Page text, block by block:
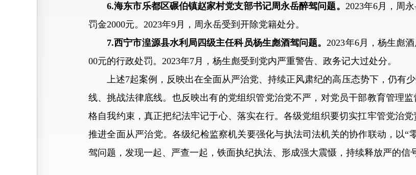
6.海东市乐都区碾伯镇赵家村党支部书记周永岳醉驾问题。 2023年6月，周
罚金2000元。2023年9月，周永岳受到开除党籍处分。
7.西宁市湟源县水利局四级主任科员杨生彪酒驾问题。2023年6月，杨生彪
00元的行政处罚。2023年7月，杨生彪受到党内严重警告、政务记大过处分。
上述7起案例，反映出在全面从严治党、持续正风肃纪的高压态势下，仍有
线、挑战法律底线。也反映出有的党组织管党治党不严，对党员干部教育管理
格自我约束，真正把纪法牢记于心、落实在行。各级党组织要切实扛牢管党治
推进全面从严治党。各级纪检监察机关要强化与执法司法机关的协作联动，以“
驾问题，发现一起、严查一起，铁面执纪执法、形成强大震慑，持续释放严的信